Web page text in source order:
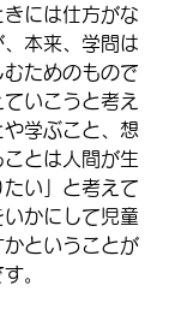
には仕方がな
本来、学問は
むためのもので
いこうと考え
学ぶこと、想
とは人間が生
い」と考えて
かにして児童
ということが
。